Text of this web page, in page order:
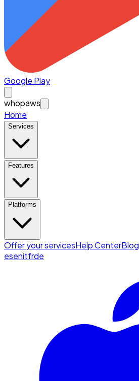
Google Play
whopaws
Home
Services
Features
Platforms
Offer your servicesHelp CenterBlog
esenitfrde